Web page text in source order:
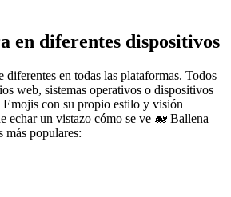
en diferentes dispositivos
diferentes en todas las plataformas. Todos
web, sistemas operativos o dispositivos
Emojis con su propio estilo y visión
echar un vistazo cómo se ve 🐋 Ballena
más populares: